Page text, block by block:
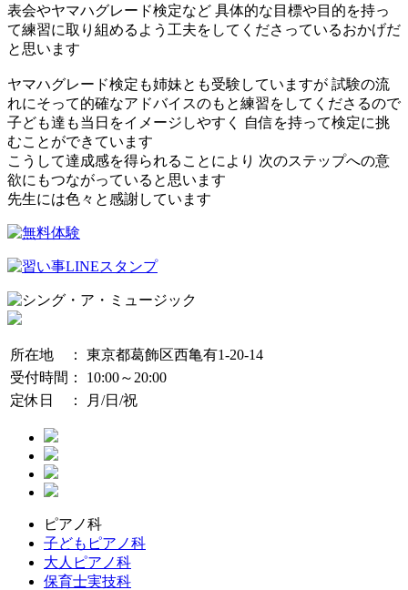
表会やヤマハグレード検定など 具体的な目標や目的を持っ
て練習に取り組めるよう工夫をしてくださっているおかげだ
と思います
ヤマハグレード検定も姉妹とも受験していますが 試験の流
れにそって的確なアドバイスのもと練習をしてくださるので
子ども達も当日をイメージしやすく 自信を持って検定に挑
むことができています
こうして達成感を得られることにより 次のステップへの意
欲にもつながっていると思います
先生には色々と感謝しています
所在地 ：
東京都葛飾区西亀有1-20-14
受付時間：
10:00～20:00
定休日 ：
月/日/祝
ピアノ科
子どもピアノ科
大人ピアノ科
保育士実技科